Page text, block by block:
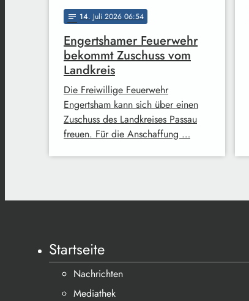
notes 14. Juli 2026 06:54
Engertshamer Feuerwehr
bekommt Zuschuss vom
Landkreis
Die Freiwillige Feuerwehr
Engertsham kann sich über einen
Zuschuss des Landkreises Passau
freuen. Für die Anschaffung …
Startseite
Nachrichten
Mediathek